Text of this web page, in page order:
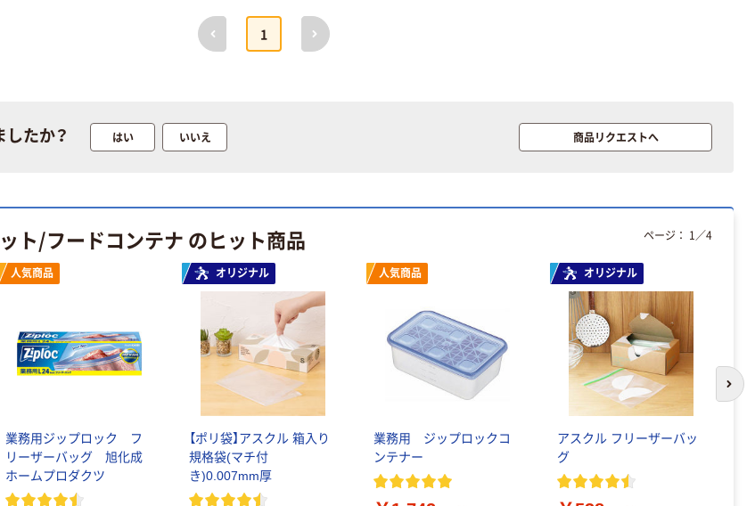
前へ
1
次へ
たか？ はい いいえ 商品リクエストへ
ト/フードコンテナ のヒット商品
人気商品
業務用ジップロック フ
リーザーバッグ 旭化成
ホームプロダクツ
オリジナル
【ポリ袋】アスクル 箱入り
規格袋(マチ付
き)0.007mm厚
人気商品
業務用 ジップロックコ
ンテナー
オリジナル
アスクル フリーザーバッ
グ
ページ： 1 ／4
次
アスクル 耳にや
さしい やわらか
本気プライス
再生紙 200枚
クルオリジナル
￥143~ （税込）
本気プライス
嬬恋銘水 ナチュ
ラルミネラルウ
ォーター 500ml
キャップシール
付き／2Lラベル
レス 10本
￥1,037~
ペーパータオル
中判 バージンパ
ルプ100％ 200